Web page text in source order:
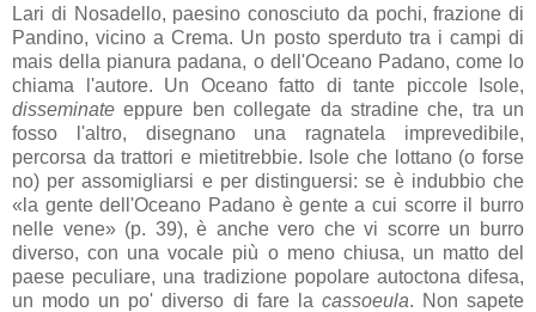
Lari di Nosadello, paesino conosciuto da pochi, frazione di
Pandino, vicino a Crema. Un posto sperduto tra i campi di
mais della pianura padana, o dell'Oceano Padano, come lo
chiama l'autore. Un Oceano fatto di tante piccole Isole,
disseminate eppure ben collegate da stradine che, tra un
fosso l'altro, disegnano una ragnatela imprevedibile,
percorsa da trattori e mietitrebbie. Isole che lottano (o forse
no) per assomigliarsi e per distinguersi: se è indubbio che
«la gente dell'Oceano Padano è gente a cui scorre il burro
nelle vene» (p. 39), è anche vero che vi scorre un burro
diverso, con una vocale più o meno chiusa, un matto del
paese peculiare, una tradizione popolare autoctona difesa,
un modo un po' diverso di fare la cassoeula. Non sapete